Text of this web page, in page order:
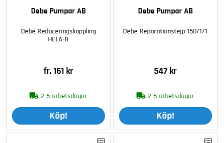
Debe Pumpar AB
Debe Reduceringskoppling
HELA-B
fr. 161 kr
2-5 arbetsdagar
Köp!
Debe Pumpar AB
Debe Reparationstejp 150/1/1
547 kr
2-5 arbetsdagar
Köp!